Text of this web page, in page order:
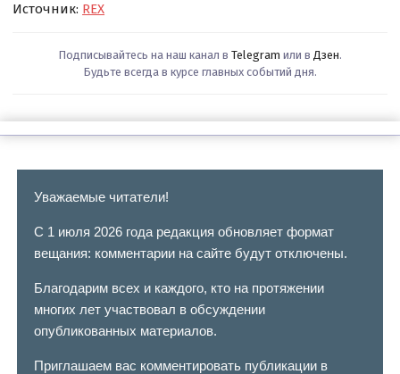
Источник: REX
Подписывайтесь на наш канал в Telegram или в Дзен.
Будьте всегда в курсе главных событий дня.
Уважаемые читатели!
С 1 июля 2026 года редакция обновляет формат
вещания: комментарии на сайте будут отключены.
Благодарим всех и каждого, кто на протяжении
многих лет участвовал в обсуждении
опубликованных материалов.
Приглашаем вас комментировать публикации в